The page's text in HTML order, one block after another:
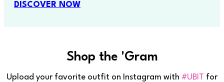
DISCOVER NOW
Shop the 'Gram
Upload your favorite outfit on Instagram with #UBIT for